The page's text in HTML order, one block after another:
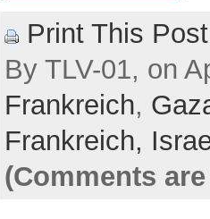
Print This Post
By TLV-01, on
Frankreich,
Frankreich,
(Comments